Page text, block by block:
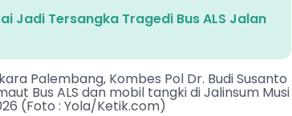
Jadi Tersangka Tragedi Bus ALS Jalan